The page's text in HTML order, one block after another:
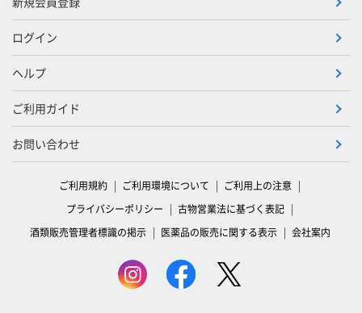
ログイン
ヘルプ
ご利用ガイド
お問い合わせ
ご利用規約 ご利用環境について
ご利用上の注意
プライバシーポリシー
古物営業法に基づく表記
酒類販売管理者標識の掲示
医薬品の販売に関する表示 会社案内